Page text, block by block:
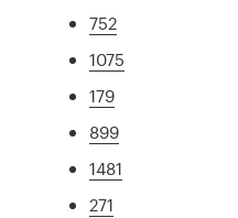
752
1075
179
899
1481
271